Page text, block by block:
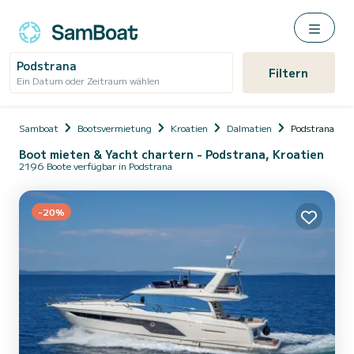
Podstrana
Ein Datum oder Zeitraum wählen Filtern
Samboat Bootsvermietung Kroatien Dalmatien Podstrana
Boot mieten & Yacht chartern - Podstrana, Kroatien
2196 Boote verfügbar in Podstrana
-20%